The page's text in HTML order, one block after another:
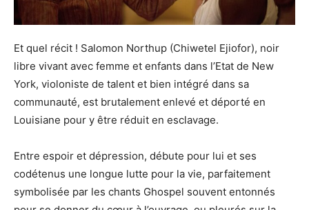
Et quel récit ! Salomon Northup (Chiwetel Ejiofor), noir
libre vivant avec femme et enfants dans l’Etat de New
York, violoniste de talent et bien intégré dans sa
communauté, est brutalement enlevé et déporté en
Louisiane pour y être réduit en esclavage.
Entre espoir et dépression, débute pour lui et ses
codétenus une longue lutte pour la vie, parfaitement
symbolisée par les chants Ghospel souvent entonnés